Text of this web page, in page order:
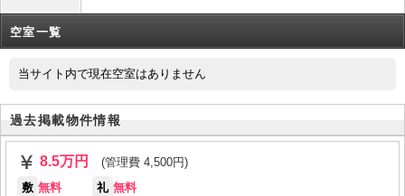
空室一覧
当サイト内で現在空室はありません
過去掲載物件情報
8.5万円
(管理費 4,500円)
敷 無料 礼 無料